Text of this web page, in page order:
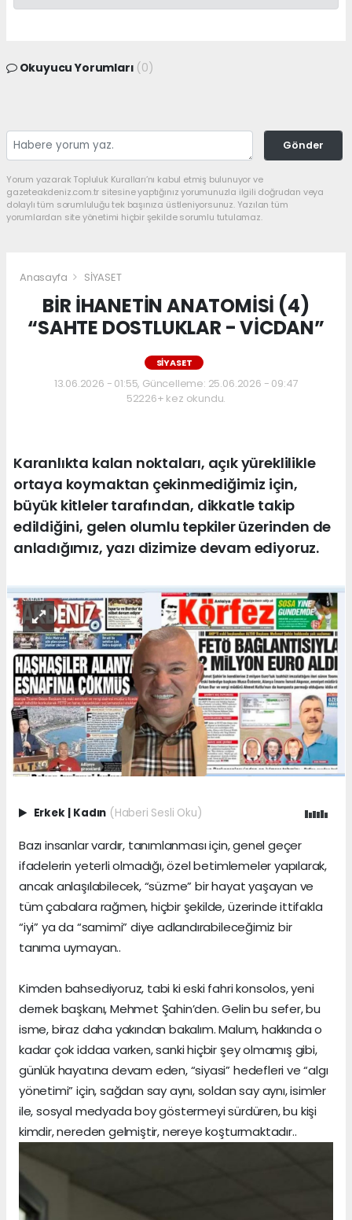
Okuyucu Yorumları (0)
Gönder
Yorum yazarak Topluluk Kuralları’nı kabul etmiş bulunuyor ve
gazeteakdeniz.com.tr sitesine yaptığınız yorumunuzla ilgili doğrudan veya
dolaylı tüm sorumluluğu tek başınıza üstleniyorsunuz. Yazılan tüm
yorumlardan site yönetimi hiçbir şekilde sorumlu tutulamaz.
Anasayfa SİYASET
BİR İHANETİN ANATOMİSİ (4)
“SAHTE DOSTLUKLAR - VİCDAN”
SİYASET
13.06.2026 - 01:55, Güncelleme: 25.06.2026 - 09:47
52226+ kez okundu.
Karanlıkta kalan noktaları, açık yüreklilikle
ortaya koymaktan çekinmediğimiz için,
büyük kitleler tarafından, dikkatle takip
edildiğini, gelen olumlu tepkiler üzerinden de
anladığımız, yazı dizimize devam ediyoruz.
Erkek Kadın (Haberi Sesli Oku)
Bazı insanlar vardır, tanımlanması için, genel geçer
ifadelerin yeterli olmadığı, özel betimlemeler yapılarak,
ancak anlaşılabilecek, “süzme” bir hayat yaşayan ve
tüm çabalara rağmen, hiçbir şekilde, üzerinde ittifakla
“iyi” ya da “samimi” diye adlandırabileceğimiz bir
tanıma uymayan..
Kimden bahsediyoruz, tabi ki eski fahri konsolos, yeni
dernek başkanı, Mehmet Şahin’den. Gelin bu sefer, bu
isme, biraz daha yakından bakalım. Malum, hakkında o
kadar çok iddaa varken, sanki hiçbir şey olmamış gibi,
günlük hayatına devam eden, “siyasi” hedefleri ve “algı
yönetimi” için, sağdan say aynı, soldan say aynı, isimler
ile, sosyal medyada boy göstermeyi sürdüren, bu kişi
kimdir, nereden gelmiştir, nereye koşturmaktadır..